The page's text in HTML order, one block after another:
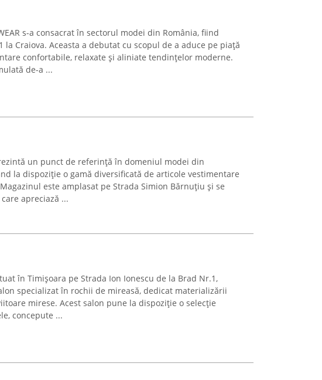
s-a consacrat în sectorul modei din România, fiind
la Craiova. Aceasta a debutat cu scopul de a aduce pe piață
confortabile, relaxate și aliniate tendințelor moderne.
de-a ...
un punct de referință în domeniul modei din
la dispoziție o gamă diversificată de articole vestimentare
este amplasat pe Strada Simion Bărnuțiu și se
apreciază ...
în Timișoara pe Strada Ion Ionescu de la Brad Nr.1,
specializat în rochii de mireasă, dedicat materializării
mirese. Acest salon pune la dispoziție o selecție
concepute ...